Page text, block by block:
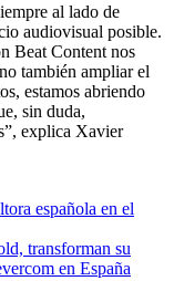
al lado de
audiovisual posible.
Beat Content nos
también ampliar el
estamos abriendo
sin duda,
explica Xavier
española en el
transforman su
en España